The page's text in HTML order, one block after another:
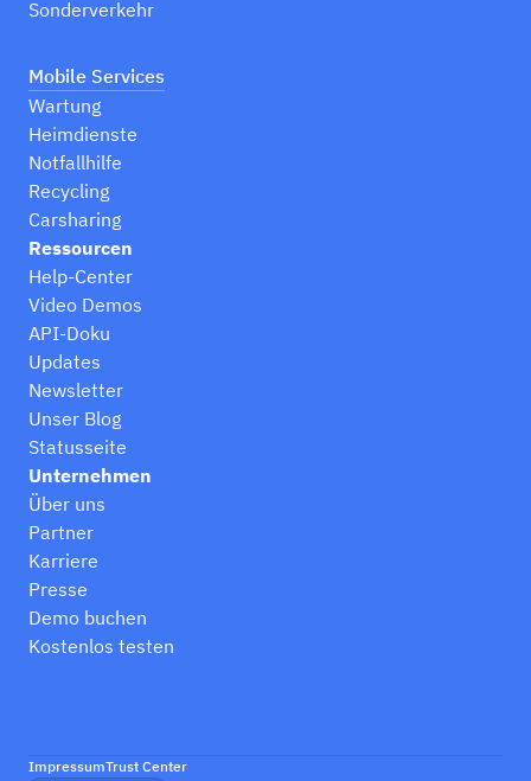
Sonderverkehr
Mobile Services
Wartung
Heimdienste
Notfallhilfe
Recycling
Carsharing
Ressourcen
Help-Center
Video Demos
API-Doku
Updates
Newsletter
Unser Blog
Statusseite
Unternehmen
Über uns
Partner
Karriere
Presse
Demo buchen
Kostenlos testen
ImpressumTrust Center